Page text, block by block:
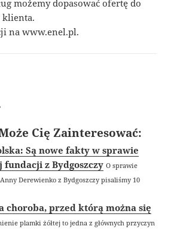
możemy dopasować ofertę do
klienta.
na www.enel.pl.
Cię Zainteresować:
Są nowe fakty w sprawie
fundacji z Bydgoszczy O sprawie
Derewienko z Bydgoszczy pisaliśmy 10
choroba, przed którą można się
plamki żółtej to jedna z głównych przyczyn